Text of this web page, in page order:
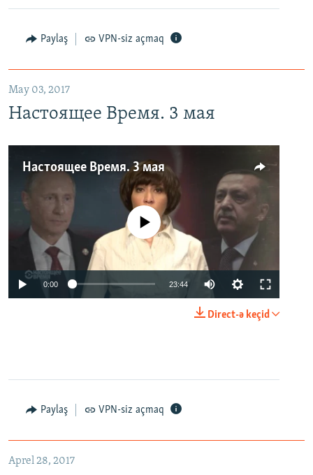
Paylaş VPN-siz açmaq
May 03, 2017
Настоящее Время. 3 мая
Настоящее Время. 3 мая
No media source currently available
0:00 23:44
Direct-ə keçid
Paylaş VPN-siz açmaq
Aprel 28, 2017